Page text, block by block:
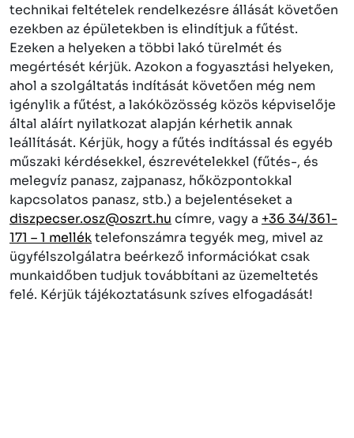
technikai feltételek rendelkezésre állását követően
ezekben az épületekben is elindítjuk a fűtést.
Ezeken a helyeken a többi lakó türelmét és
megértését kérjük. Azokon a fogyasztási helyeken,
ahol a szolgáltatás indítását követően még nem
igénylik a fűtést, a lakóközösség közös képviselője
által aláírt nyilatkozat alapján kérhetik annak
leállítását. Kérjük, hogy a fűtés indítással és egyéb
műszaki kérdésekkel, észrevételekkel (fűtés-, és
melegvíz panasz, zajpanasz, hőközpontokkal
kapcsolatos panasz, stb.) a bejelentéseket a
diszpecser.osz@oszrt.hu címre, vagy a +36 34/361-
171 – 1 melléktelefonszámra tegyék meg, mivel az
ügyfélszolgálatra beérkező információkat csak
munkaidőben tudjuk továbbítani az üzemeltetés
felé. Kérjük tájékoztatásunk szíves elfogadását!